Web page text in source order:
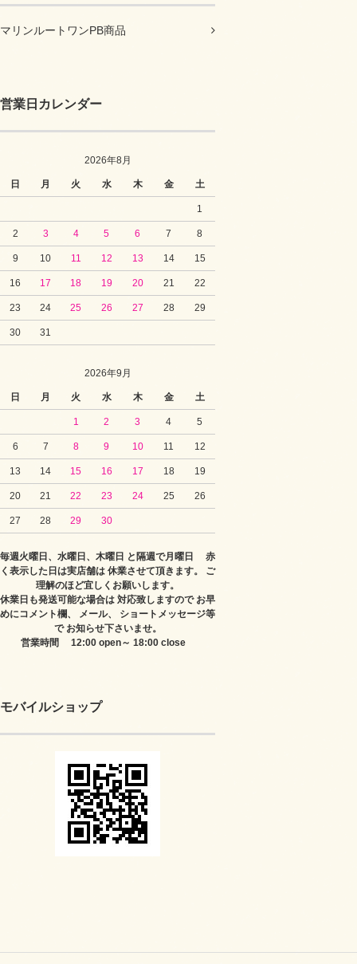
マリンルートワンPB商品
営業日カレンダー
2026年8月
日 月 火 水 木 金 土
1
2 3 4 5 6 7 8
9 10 11 12 13 14 15
16 17 18 19 20 21 22
23 24 25 26 27 28 29
30 31
2026年9月
日 月 火 水 木 金 土
1 2 3 4 5
6 7 8 9 10 11 12
13 14 15 16 17 18 19
20 21 22 23 24 25 26
27 28 29 30
毎週火曜日、水曜日、木曜日 と隔週で月曜日 赤
く表示した日は実店舗は 休業させて頂きます。 ご
理解のほど宜しくお願いします。
休業日も発送可能な場合は 対応致しますので お早
めにコメント欄、 メール、 ショートメッセージ等
で お知らせ下さいませ。
営業時間 12:00 open～ 18:00 close
モバイルショップ